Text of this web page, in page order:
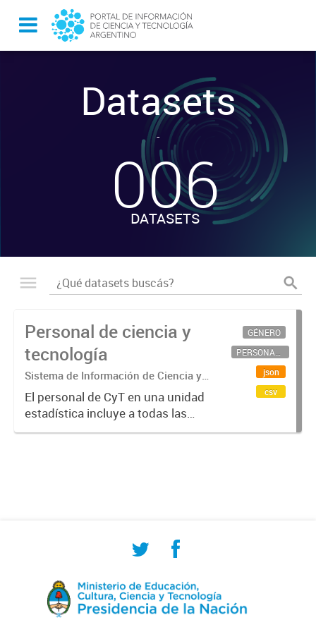
Datasets
-
006
DATASETS
Personal de ciencia y
tecnología
Sistema de Información de Ciencia y
Tecnología Argentino (SICYTAR)
El personal de CyT en una unidad
estadística incluye a todas las
personas involucradas
GÉNERO
PERSONAL CIENTÍFICO-TECNOLÓGICO
json
csv